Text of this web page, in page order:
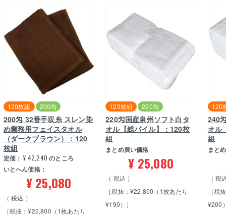
120枚組 200匁
200匁 32番手双糸 スレン染
め業務用フェイスタオル
（ダークブラウン）：120
枚組
定価： ¥ 42,240 のところ
いとへん価格：
¥25,080
税込
［税抜：¥22,800（1枚あたり
120枚組 220匁
220匁国産泉州ソフト白タ
オル【総パイル】：120枚
組
まとめ買い価格
¥ 25,080
税込
［税抜：¥22,800（1枚あたり
¥190）］
120
240
オル
組
まと
税
［税
¥200